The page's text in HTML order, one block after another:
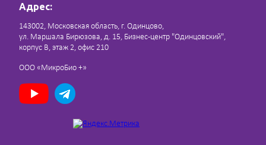
Адрес:
143002, Московская область, г. Одинцово,
ул. Маршала Бирюзова, д. 15, Бизнес-центр "Одинцовский",
корпус В, этаж 2, офис 210
ООО «МикроБио +»